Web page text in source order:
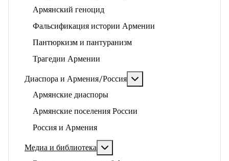
Армянский геноцид
Фальсификация истории Армении
Пантюркизм и пантуранизм
Трагедии Армении
Диаспора и Армения/Россия
Армянские диаспоры
Армянские поселения России
Россия и Армения
Медиа и библиотека